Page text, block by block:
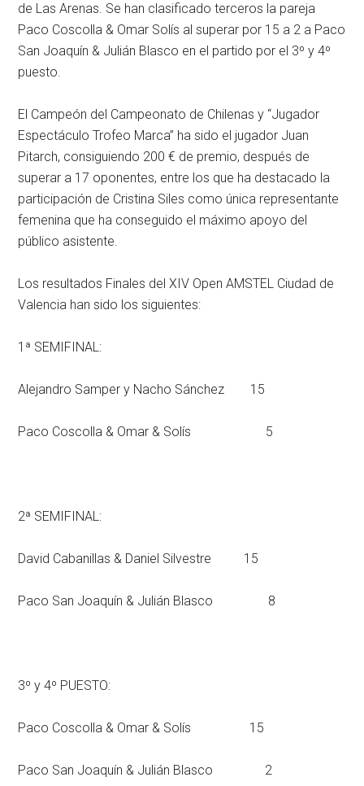
de Las Arenas. Se han clasificado terceros la pareja
Paco Coscolla & Omar Solís al superar por 15 a 2 a Paco
San Joaquín & Julián Blasco en el partido por el 3º y 4º
puesto.
El Campeón del Campeonato de Chilenas y “Jugador
Espectáculo Trofeo Marca” ha sido el jugador Juan
Pitarch, consiguiendo 200 € de premio, después de
superar a 17 oponentes, entre los que ha destacado la
participación de Cristina Siles como única representante
femenina que ha conseguido el máximo apoyo del
público asistente.
Los resultados Finales del XIV Open AMSTEL Ciudad de
Valencia han sido los siguientes:
1ª SEMIFINAL:
Alejandro Samper y Nacho Sánchez 15
Paco Coscolla & Omar & Solís 5
2ª SEMIFINAL:
David Cabanillas & Daniel Silvestre 15
Paco San Joaquín & Julián Blasco 8
3º y 4º PUESTO:
Paco Coscolla & Omar & Solís 15
Paco San Joaquín & Julián Blasco 2